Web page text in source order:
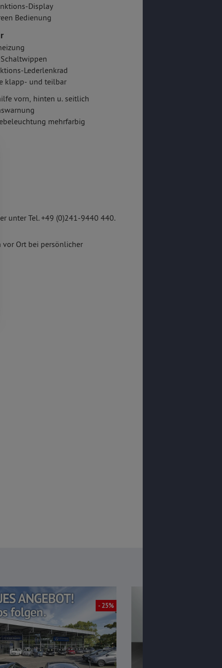
Display
Bedienung
Lederlenkrad
klapp- und teilbar
vorn, hinten u. seitlich
mehrfarbig
unter Tel. +49 (0)241-9440 440.
vor Ort bei persönlicher
- 25%